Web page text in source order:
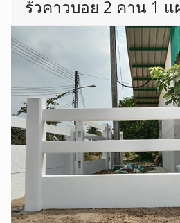
รั้วคาวบอย 2 คาน 1